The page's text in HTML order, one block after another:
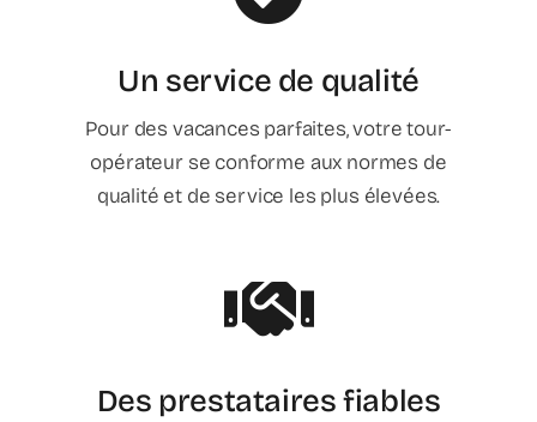
Un service de qualité
Pour des vacances parfaites, votre tour-
opérateur se conforme aux normes de
qualité et de service les plus élevées.
Des prestataires fiables